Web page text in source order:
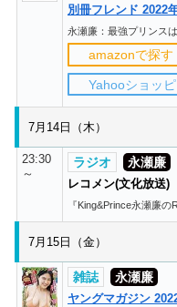
別冊フレンド 2022
永瀬廉：最強プリンス
amazonで探す
Yahooショッ
7月14日（木）
23:30
～
ラジオ 永瀬廉
レコメン(文化放送)
『King&Prince永瀬廉の
7月15日（金）
雑誌 永瀬廉
ヤングマガジン